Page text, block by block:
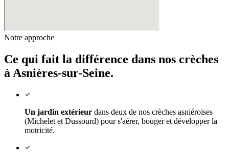
Notre approche
Ce qui fait la différence dans nos crèches
à Asnières-sur-Seine.
Un jardin extérieur dans deux de nos crèches asniéroises
(Michelet et Dussourd) pour s'aérer, bouger et développer la
motricité.